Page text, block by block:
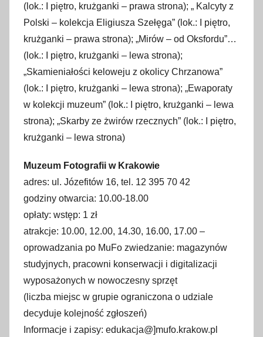
(lok.: I piętro, krużganki – prawa strona); „ Kalcyty z
Polski – kolekcja Eligiusza Szełęga” (lok.: I piętro,
krużganki – prawa strona); „Mirów – od Oksfordu”…
(lok.: I piętro, krużganki – lewa strona);
„Skamieniałości keloweju z okolicy Chrzanowa”
(lok.: I piętro, krużganki – lewa strona); „Ewaporaty
w kolekcji muzeum” (lok.: I piętro, krużganki – lewa
strona); „Skarby ze żwirów rzecznych” (lok.: I piętro,
krużganki – lewa strona)
Muzeum Fotografii w Krakowie
adres: ul. Józefitów 16, tel. 12 395 70 42
godziny otwarcia: 10.00-18.00
opłaty: wstęp: 1 zł
atrakcje: 10.00, 12.00, 14.30, 16.00, 17.00 –
oprowadzania po MuFo zwiedzanie: magazynów
studyjnych, pracowni konserwacji i digitalizacji
wyposażonych w nowoczesny sprzęt
(liczba miejsc w grupie ograniczona o udziale
decyduje kolejność zgłoszeń)
Informacje i zapisy: edukacja@]mufo.krakow.pl